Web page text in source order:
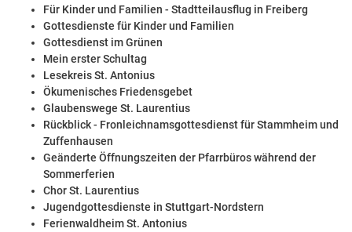
Für Kinder und Familien - Stadtteilausflug in Freiberg
Gottesdienste für Kinder und Familien
Gottesdienst im Grünen
Mein erster Schultag
Lesekreis St. Antonius
Ökumenisches Friedensgebet
Glaubenswege St. Laurentius
Rückblick - Fronleichnamsgottesdienst für Stammheim und
Zuffenhausen
Geänderte Öffnungszeiten der Pfarrbüros während der
Sommerferien
Chor St. Laurentius
Jugendgottesdienste in Stuttgart-Nordstern
Ferienwaldheim St. Antonius